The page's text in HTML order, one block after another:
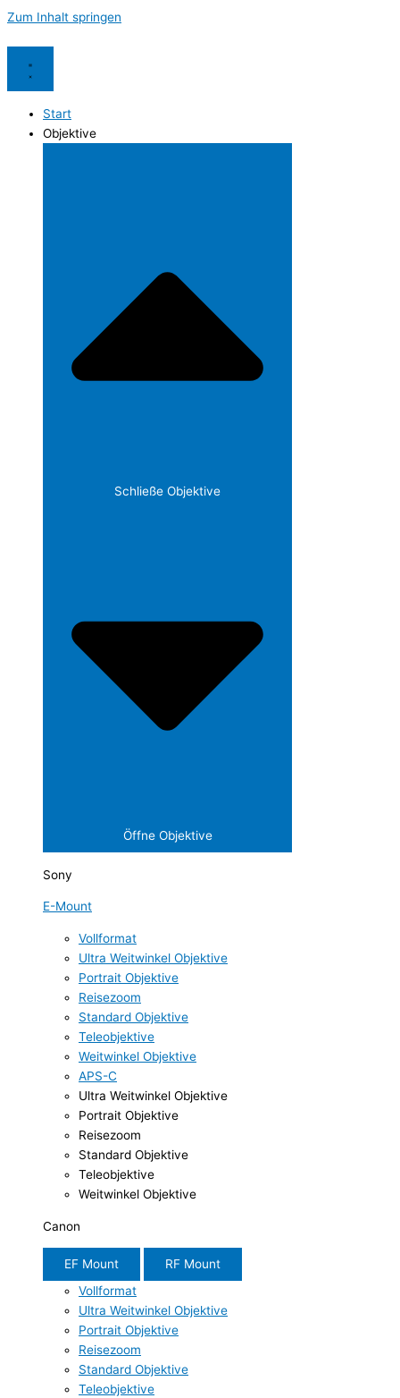
Zum Inhalt springen
Start
Objektive
Schließe Objektive
Öffne Objektive
Sony
E-Mount
Vollformat
Ultra Weitwinkel Objektive
Portrait Objektive
Reisezoom
Standard Objektive
Teleobjektive
Weitwinkel Objektive
APS-C
Ultra Weitwinkel Objektive
Portrait Objektive
Reisezoom
Standard Objektive
Teleobjektive
Weitwinkel Objektive
Canon
EF Mount
RF Mount
Vollformat
Ultra Weitwinkel Objektive
Portrait Objektive
Reisezoom
Standard Objektive
Teleobjektive